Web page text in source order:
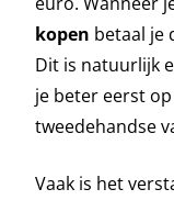
kopen betaal je
Dit is natuurlijk
je beter eerst
tweedehandse
Vaak is het